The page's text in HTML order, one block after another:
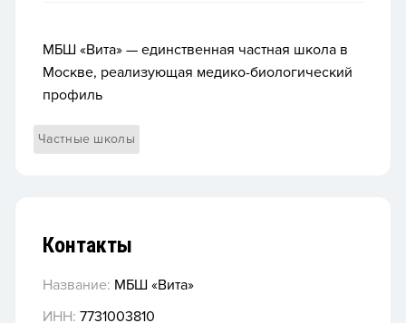
МБШ «Вита» — единственная частная школа в
Москве, реализующая медико-биологический
профиль
Частные школы
Контакты
Название: МБШ «Вита»
ИНН: 7731003810